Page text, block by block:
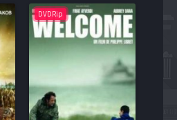
DVDRip